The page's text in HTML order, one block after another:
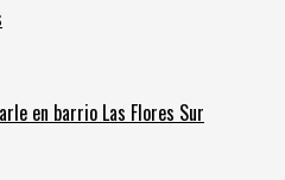
en barrio Las Flores Sur